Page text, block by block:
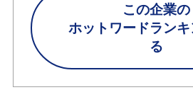
この企業の
ホットワードラン
る